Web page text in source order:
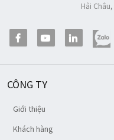
Hải
CÔNG TY
Giới thiệu
Khách hàng